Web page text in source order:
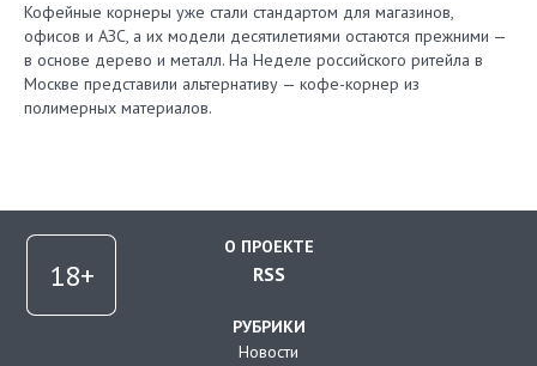
Кофейные корнеры уже стали стандартом для магазинов,
офисов и АЗС, а их модели десятилетиями остаются прежними —
в основе дерево и металл. На Неделе российского ритейла в
Москве представили альтернативу — кофе-корнер из
полимерных материалов.
О ПРОЕКТЕ
RSS
РУБРИКИ
Новости